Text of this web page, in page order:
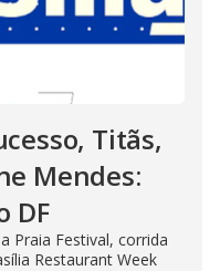
Titãs,
Mendes:
DF
Praia Festival, corrida
Restaurant Week